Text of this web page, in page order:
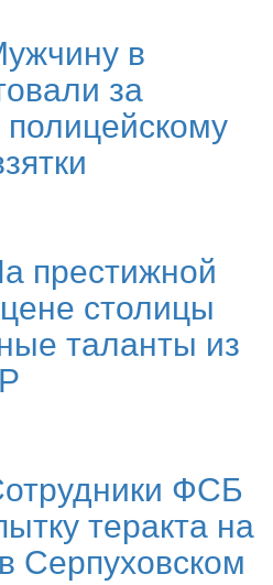
в
за
престижной
столицы
таланты из
ФСБ
теракта на
Серпуховском